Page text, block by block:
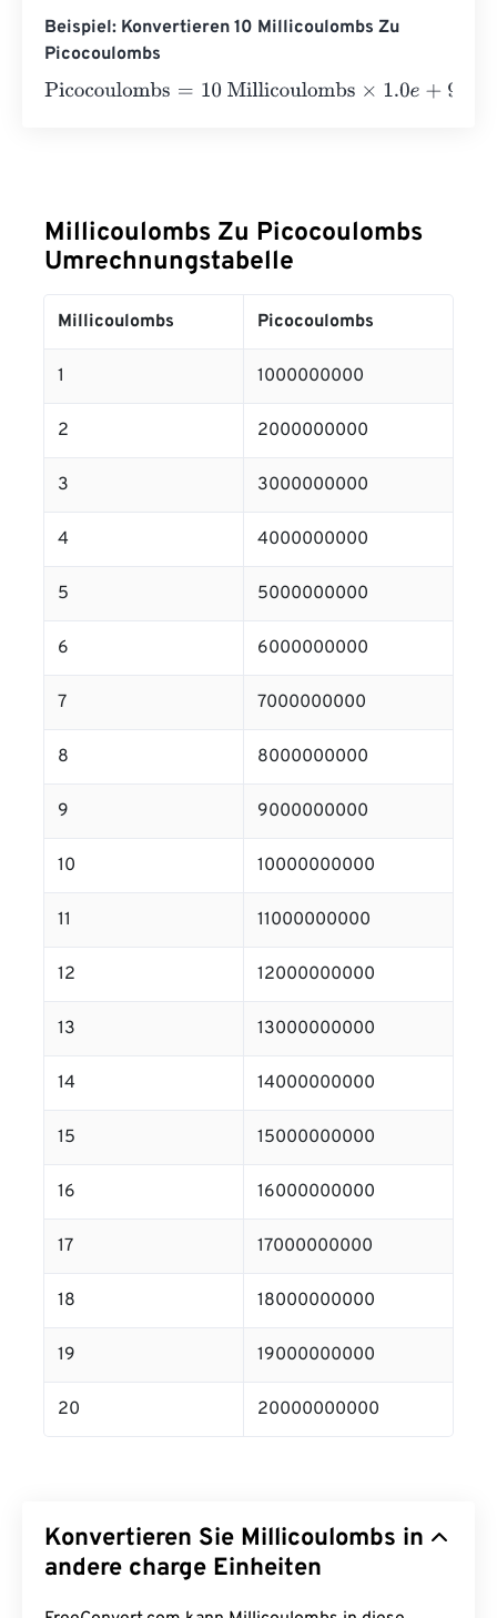
Beispiel: Konvertieren 10 Millicoulombs Zu
Picocoulombs
Picocoulombs=10 Millicoulombs×1.0e+9= 10000000000
Millicoulombs Zu Picocoulombs
Umrechnungstabelle
Millicoulombs Picocoulombs
1 1000000000
2 2000000000
3 3000000000
4 4000000000
5 5000000000
6 6000000000
7 7000000000
8 8000000000
9 9000000000
10 10000000000
11 11000000000
12 12000000000
13 13000000000
14 14000000000
15 15000000000
16 16000000000
17 17000000000
18 18000000000
19 19000000000
20 20000000000
Konvertieren Sie Millicoulombs in
andere charge Einheiten